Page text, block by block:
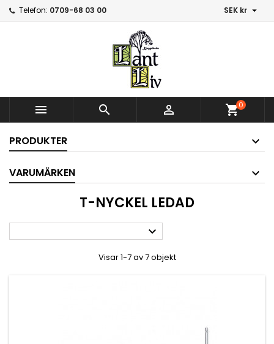
Telefon: 0709-68 03 00 SEK kr 
   shopping_cart0
PRODUKTER
VARUMÄRKEN
T-NYCKEL LEDAD

Visar 1-7 av 7 objekt